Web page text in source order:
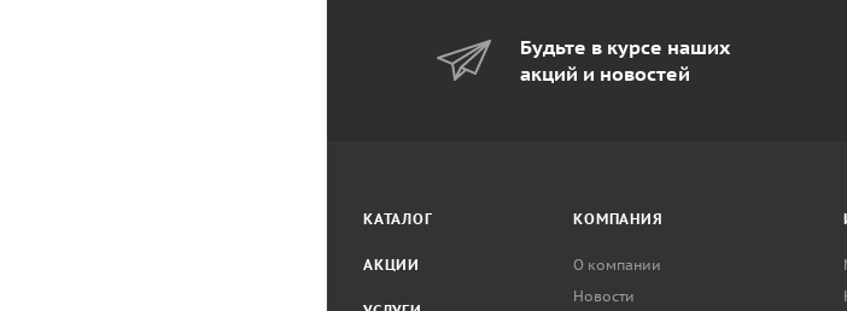
Будьте в курсе наших
акций и новостей
КАТАЛОГ
АКЦИИ
КОМПАНИЯ
О компании
Новости